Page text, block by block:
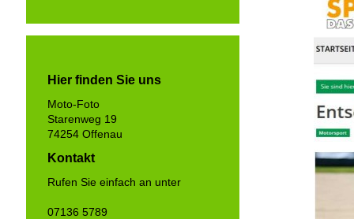
Hier finden Sie uns
Moto-Foto
Starenweg 19
74254 Offenau
Kontakt
Rufen Sie einfach an unter
07136 5789